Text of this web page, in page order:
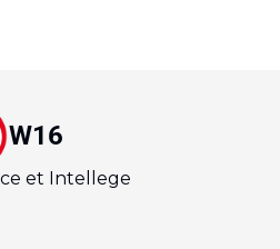
W16
et Intellege